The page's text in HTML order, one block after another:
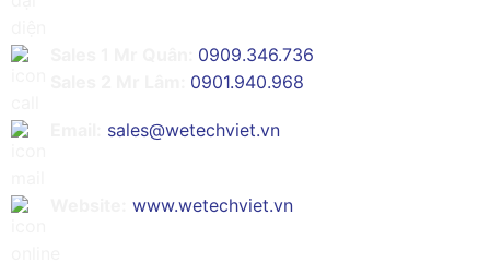
0909.346.736
0901.940.968
sales@wetechviet.vn
www.wetechviet.vn